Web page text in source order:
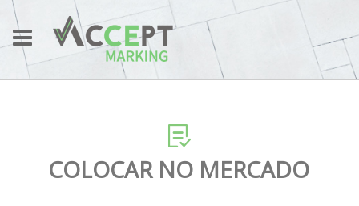
COLOCAR NO MERCADO